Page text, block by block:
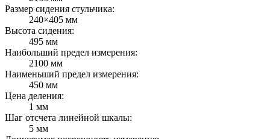
Размер сидения стульчика:
240×405 мм
Высота сидения:
495 мм
Наибольший предел измерения:
2100 мм
Наименьший предел измерения:
450 мм
Цена деления:
1 мм
Шаг отсчета линейной шкалы:
5 мм